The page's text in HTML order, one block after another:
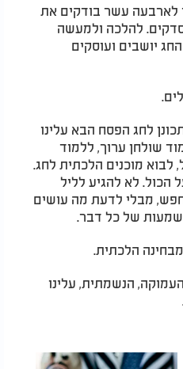
לארבעה עשר בודקים את
להלכה ולמעשה
יושבים ועוסקים
לחג הפסח הבא עלינו
שולחן ערוך, ללמוד
לבוא מוכנים הלכתית לחג.
הכול. לא להגיע לליל
מבלי לדעת מה עושים
של כל דבר.
הלכתית.
הנשמתית, עלינו